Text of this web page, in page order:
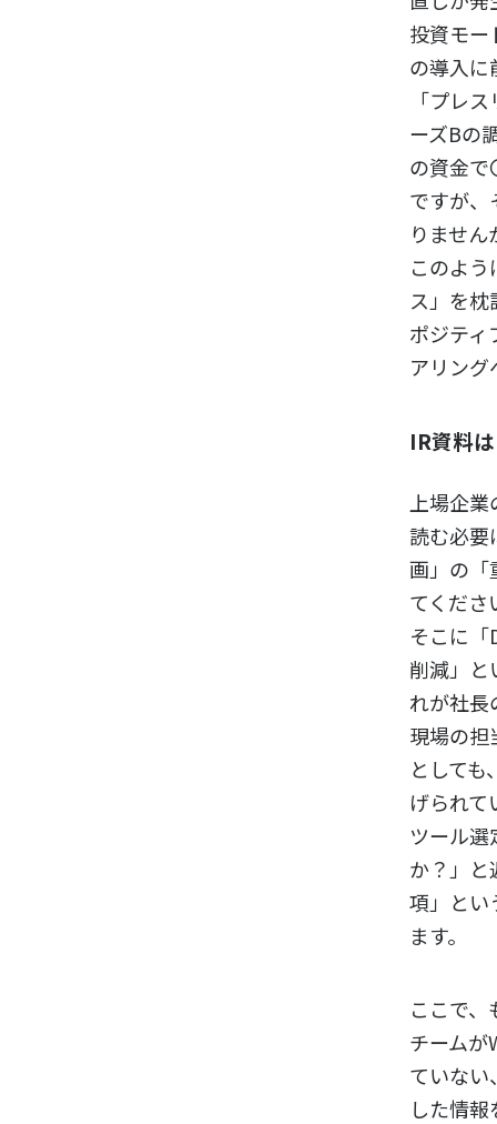
投資モー
の導入に
「プレ
ーズBの
の資金で
ですが、
りません
このよ
ス」を
ポジティ
アリング
IR資料
上場企
読む必要
画」の「
てくださ
そこに
削減」と
れが社長
現場の担
として
げられ
ツール
か？」と
項」とい
ます。
ここで
チームが
ていない
した情